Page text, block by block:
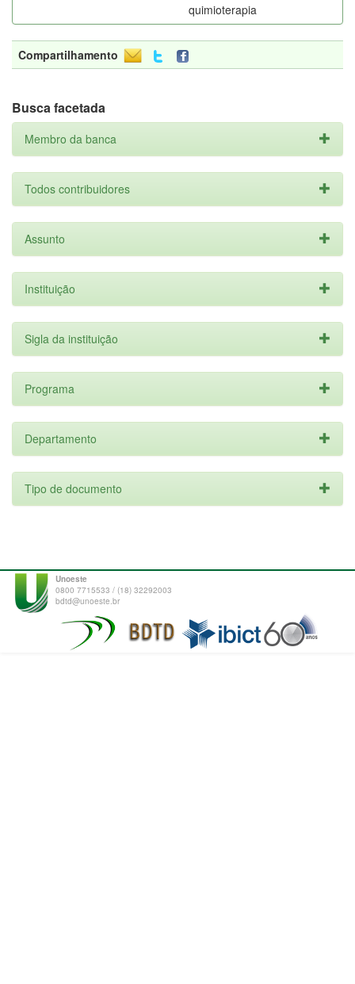
quimioterapia
Compartilhamento
Busca facetada
Membro da banca
Todos contribuidores
Assunto
Instituição
Sigla da instituição
Programa
Departamento
Tipo de documento
Unoeste
0800 7715533 / (18) 32292003
bdtd@unoeste.br